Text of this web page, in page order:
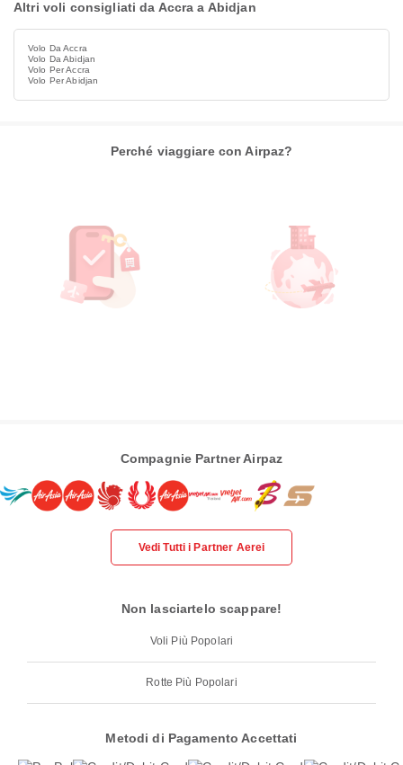
Altri voli consigliati da Accra a Abidjan
Volo Da Accra
Volo Da Abidjan
Volo Per Accra
Volo Per Abidjan
Perché viaggiare con Airpaz?
Compagnie Partner Airpaz
Vedi Tutti i Partner Aerei
Non lasciartelo scappare!
Voli Più Popolari
Rotte Più Popolari
Metodi di Pagamento Accettati